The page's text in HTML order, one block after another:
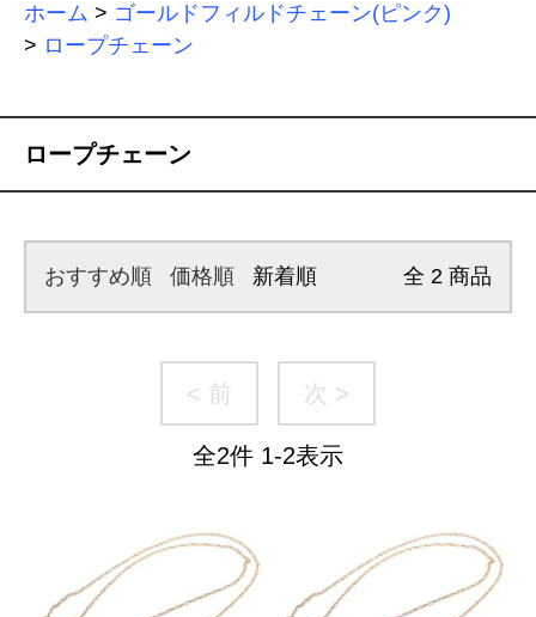
ホーム > ゴールドフィルドチェーン(ピンク)
> ロープチェーン
ロープチェーン
おすすめ順 価格順 新着順 全 2 商品
< 前 次 >
全2件 1-2表示